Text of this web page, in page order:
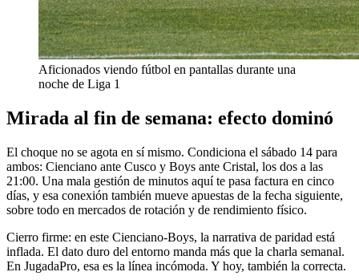
Aficionados viendo fútbol en pantallas durante una
noche de Liga 1
Mirada al fin de semana: efecto dominó
El choque no se agota en sí mismo. Condiciona el sábado 14 para
ambos: Cienciano ante Cusco y Boys ante Cristal, los dos a las
21:00. Una mala gestión de minutos aquí te pasa factura en cinco
días, y esa conexión también mueve apuestas de la fecha siguiente,
sobre todo en mercados de rotación y de rendimiento físico.
Cierro firme: en este Cienciano-Boys, la narrativa de paridad está
inflada. El dato duro del entorno manda más que la charla semanal.
En JugadaPro, esa es la línea incómoda. Y hoy, también la correcta.